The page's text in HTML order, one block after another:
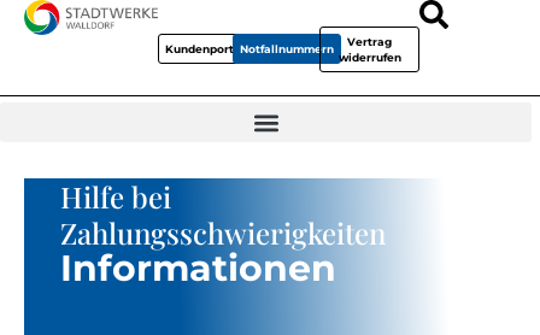
KundenportalNotfallnummern
Vertrag
widerrufen
Hilfe bei
Zahlungsschwierigkeiten
Informationen